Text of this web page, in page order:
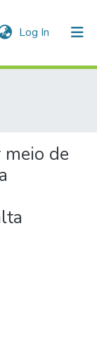
Log In (current)
de